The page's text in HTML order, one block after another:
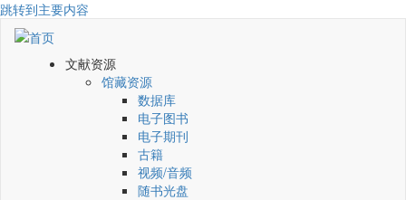
跳转到主要内容
文献资源
馆藏资源
数据库
电子图书
电子期刊
古籍
视频/音频
随书光盘